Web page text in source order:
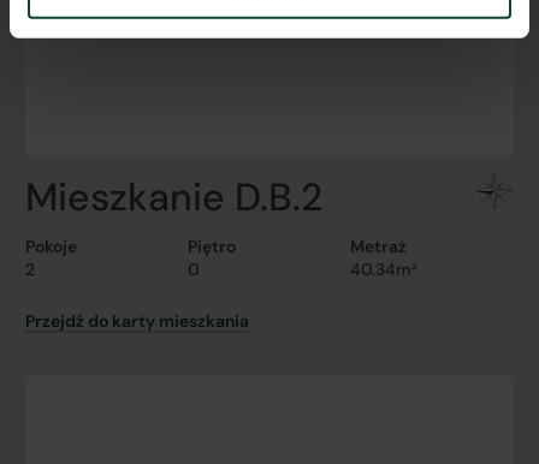
Mieszkanie D.B.2
Pokoje
2
Piętro
0
Metraż
40.34m²
Przejdź do karty mieszkania